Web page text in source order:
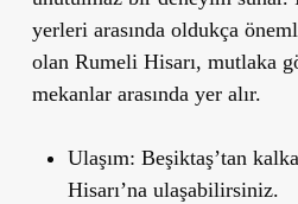
yerleri arasında oldukça
olan Rumeli Hisarı, mutlaka
mekanlar arasında yer alır.
Ulaşım: Beşiktaş’tan
Hisarı’na ulaşabilirsiniz.